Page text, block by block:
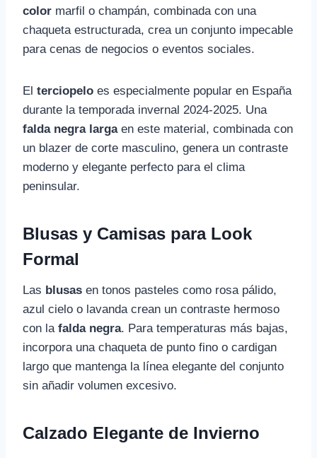
color marfil o champán, combinada con una
chaqueta estructurada, crea un conjunto impecable
para cenas de negocios o eventos sociales.
El terciopelo es especialmente popular en España
durante la temporada invernal 2024-2025. Una
falda negra largaen este material, combinada con
un blazer de corte masculino, genera un contraste
moderno y elegante perfecto para el clima
peninsular.
Blusas y Camisas para Look
Formal
Las blusas en tonos pasteles como rosa pálido,
azul cielo o lavanda crean un contraste hermoso
con la falda negra. Para temperaturas más bajas,
incorpora una chaqueta de punto fino o cardigan
largo que mantenga la línea elegante del conjunto
sin añadir volumen excesivo.
Calzado Elegante de Invierno